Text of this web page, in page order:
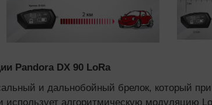
Pandora DX 90 LoRa
и дальнобойный брелок, который
использует алгоритмическую модуляцию